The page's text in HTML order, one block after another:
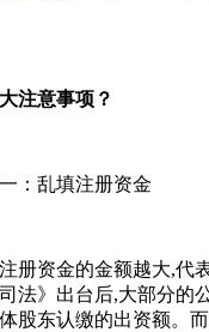
注意事项？
：乱填注册资金
册资金的金额越大,代
法》出台后,大部分的
股东认缴的出资额。